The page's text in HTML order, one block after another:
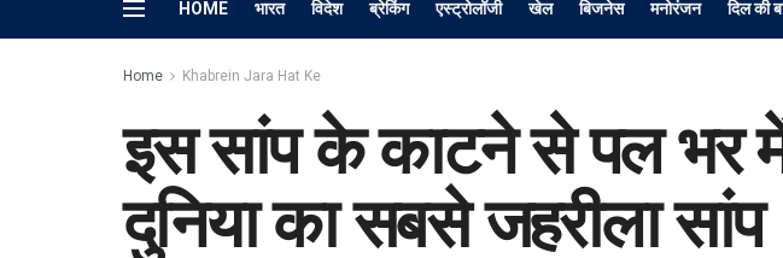
HOME भारत विदेश ब्रेकिंग एस्ट्रोलॉजी खेल बिजनेस मनोरंजन दिल की
Home Khabrein Jara Hat Ke
इस सांप के काटने से पल भर में
दुनिया का सबसे जहरीला सांप